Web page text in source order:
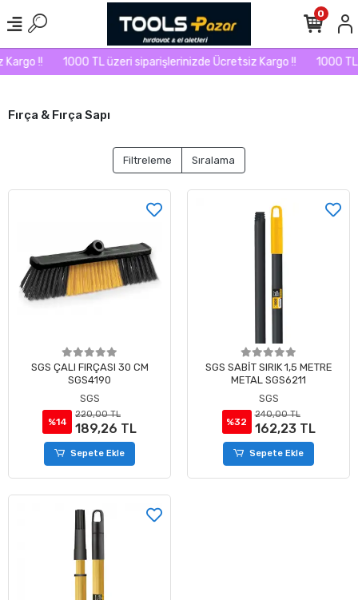
!! 1000 TL üzeri siparişlerinizde Ücretsiz Kargo !! 1000
0
Fırça & Fırça Sapı
Filtreleme Sıralama
SGS ÇALI FIRÇASI 30 CM
SGS4190
SGS
%14
220,00 TL
189,26 TL
Sepete Ekle
SGS SABİT SIRIK 1,5 METRE
METAL SGS6211
SGS
%32
240,00 TL
162,23 TL
Sepete Ekle